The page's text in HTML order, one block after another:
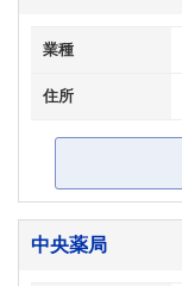
業種
住所
中央薬局